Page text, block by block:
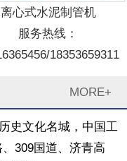
离心式水泥制管机
服务热线：
18353659311
MORE+
文化名城，中国工
309国道、济青高